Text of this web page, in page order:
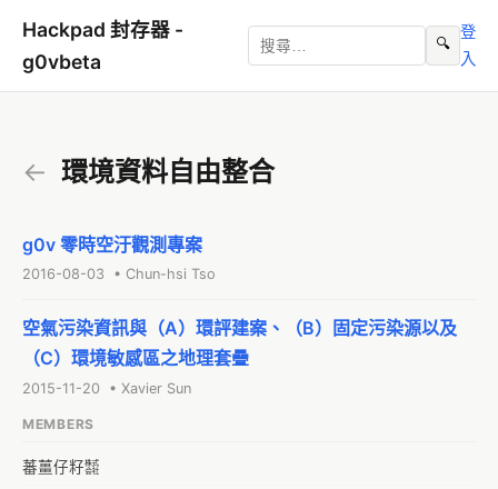
Hackpad 封存器 -
g0vbeta
🔍
登
入
← 環境資料自由整合
g0v 零時空汙觀測專案
2016-08-03 • Chun-hsi Tso
空氣污染資訊與（A）環評建案、（B）固定污染源以及
（C）環境敏感區之地理套疊
2015-11-20 • Xavier Sun
MEMBERS
蕃薑仔籽㍿